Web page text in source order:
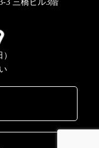
3 三橋ビル3階